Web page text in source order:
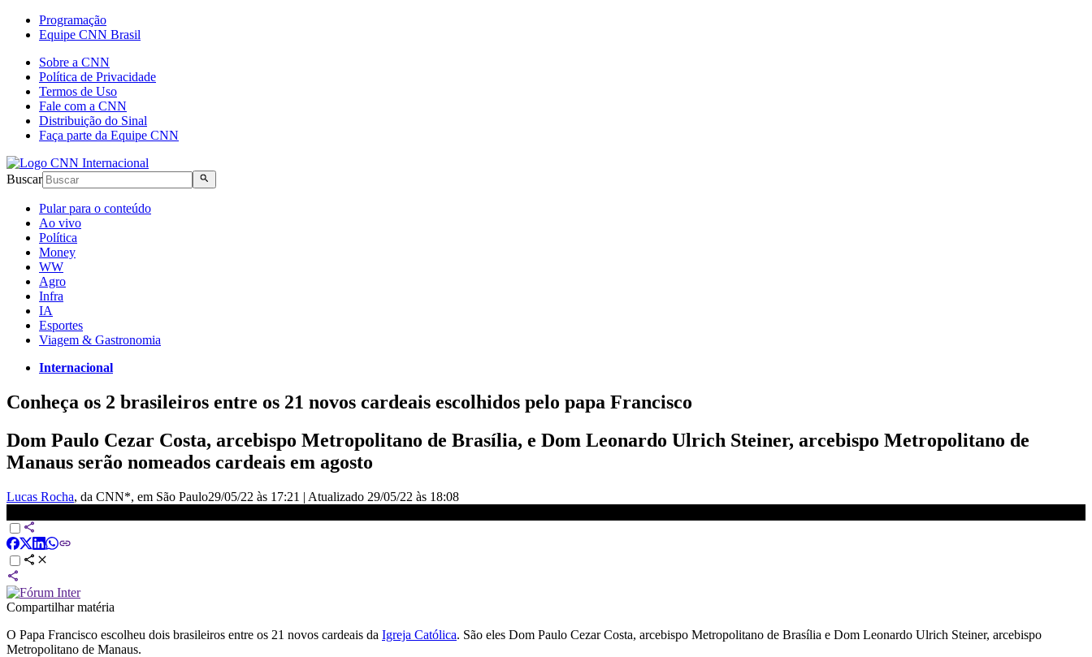
Programação
Equipe CNN Brasil
Sobre a CNN
Política de Privacidade
Termos de Uso
Fale com a CNN
Distribuição do Sinal
Faça parte da Equipe CNN
Buscar
Pular para o conteúdo
Ao vivo
Política
Money
WW
Agro
Infra
IA
Esportes
Viagem & Gastronomia
Internacional
Conheça os 2 brasileiros entre os 21 novos cardeais escolhidos pelo papa Francisco
Dom Paulo Cezar Costa, arcebispo Metropolitano de Brasília, e Dom Leonardo Ulrich Steiner, arcebispo Metropolitano de
Manaus serão nomeados cardeais em agosto
Lucas Rocha, da CNN*, em São Paulo29/05/22 às 17:21 | Atualizado 29/05/22 às 18:08
Compartilhar matéria
O Papa Francisco escolheu dois brasileiros entre os 21 novos cardeais da Igreja Católica. São eles Dom Paulo Cezar Costa, arcebispo Metropolitano de Brasília e Dom Leonardo Ulrich Steiner, arcebispo
Metropolitano de Manaus.